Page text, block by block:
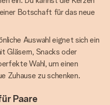
Botschaft für das neue
Auswahl eignet sich ein
Gläsern, Snacks oder
Wahl, um einen
Zuhause zu schenken.
Paare